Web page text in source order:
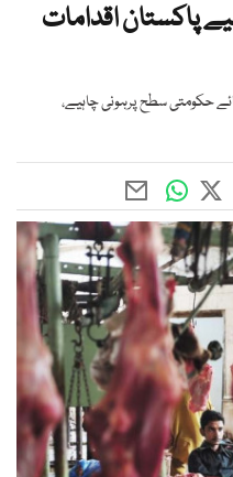
پاکستان اقدامات
حکومتی سطح پرہونی چاہیے،